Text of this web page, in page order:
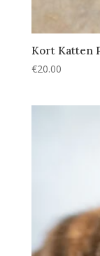
Kort Katten
€20.00